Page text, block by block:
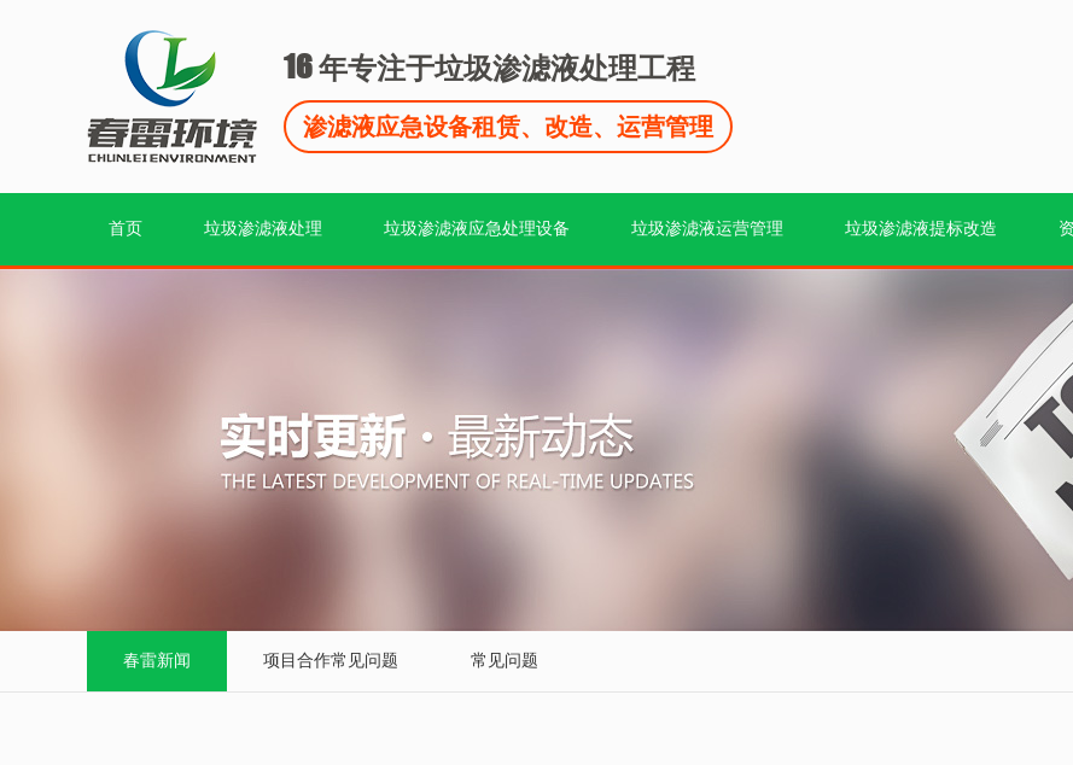
16年专注于垃圾渗滤液处理工程
渗滤液应急设备租赁、改造、运营管理
首页 垃圾渗滤液处理 垃圾渗滤液应急处理设备 垃圾渗滤液运营管理 垃圾渗滤液提标改造
春雷新闻 项目合作常见问题 常见问题